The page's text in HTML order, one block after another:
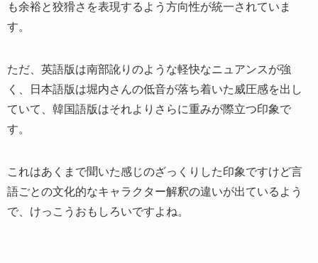
も余裕と狡猾さを表現するよう方向性が統一されていま
す。
ただ、英語版は南部訛りのような軽快なニュアンスが強
く、日本語版は堀内さんの低音が落ち着いた威圧感を出し
ていて、韓国語版はそれよりさらに重みが際立つ印象で
す。
これはあくまで聞いた感じのざっくりした印象ですけど言
語ごとの文化的なキャラクター解釈の違いが出ているよう
で、けっこうおもしろいですよね。